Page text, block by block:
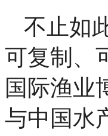
不止如
可复制、
国际渔业
与中国水